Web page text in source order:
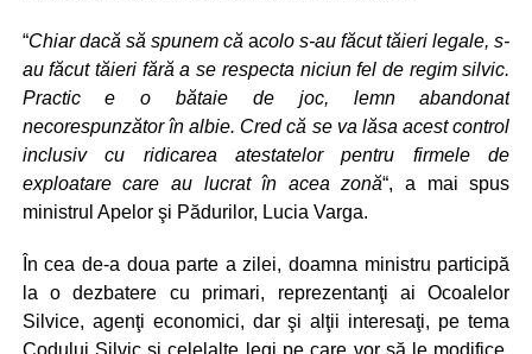
“Chiar dacă să spunem că acolo s-au făcut tăieri legale, s-
au făcut tăieri fără a se respecta niciun fel de regim silvic.
Practic e o bătaie de joc, lemn abandonat
necorespunzător în albie. Cred că se va lăsa acest control
inclusiv cu ridicarea atestatelor pentru firmele de
exploatare care au lucrat în acea zonă“, a mai spus
ministrul Apelor şi Pădurilor, Lucia Varga.
În cea de-a doua parte a zilei, doamna ministru participă
la o dezbatere cu primari, reprezentanţi ai Ocoalelor
Silvice, agenţi economici, dar şi alţii interesaţi, pe tema
Codului Silvic şi celelalte legi pe care vor să le modifice.